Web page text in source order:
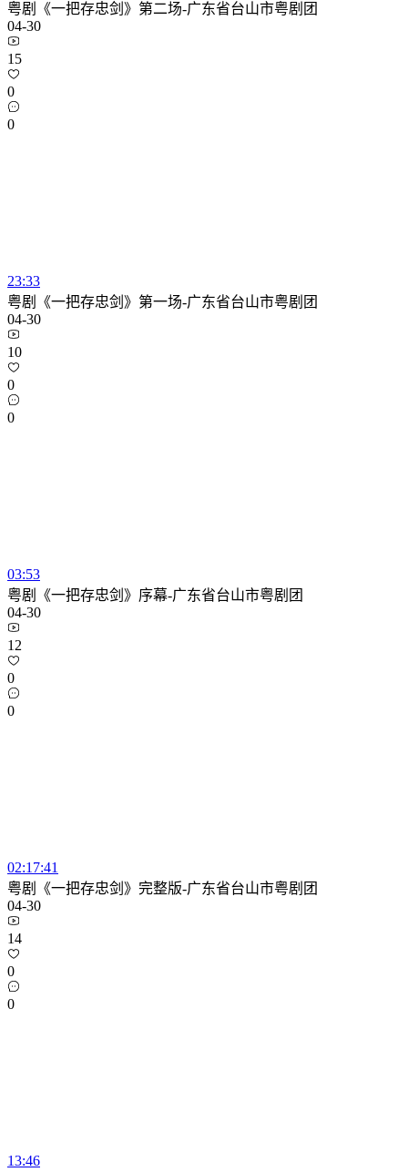
粤剧《一把存忠剑》第二场-广东省台山市粤剧团
04-30
15
0
0
23:33
粤剧《一把存忠剑》第一场-广东省台山市粤剧团
04-30
10
0
0
03:53
粤剧《一把存忠剑》序幕-广东省台山市粤剧团
04-30
12
0
0
02:17:41
粤剧《一把存忠剑》完整版-广东省台山市粤剧团
04-30
14
0
0
13:46